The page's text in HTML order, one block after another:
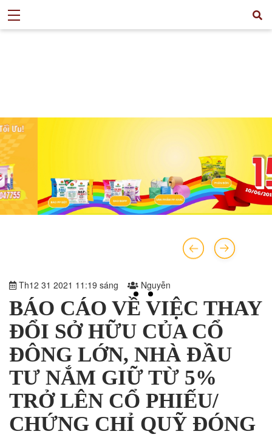
Th12 31 2021 11:19 sáng Nguyễn
BÁO CÁO VỀ VIỆC THAY
ĐỔI SỞ HỮU CỦA CỔ
ĐÔNG LỚN, NHÀ ĐẦU
TƯ NẮM GIỮ TỪ 5%
TRỞ LÊN CỔ PHIẾU/
CHỨNG CHỈ QUỸ ĐÓNG